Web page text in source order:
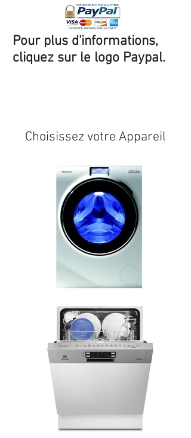
Pour plus d'informations,
cliquez sur le logo Paypal.
Choisissez votre Appareil